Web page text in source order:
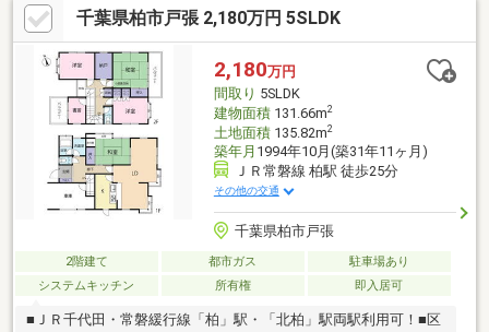
千葉県柏市戸張 2,180万円 5SLDK
2,180万円
間取り 5SLDK
建物面積131.66m2
土地面積135.82m2
築年月 1994年10月(築31年11ヶ月)
ＪＲ常磐線 柏駅 徒歩25分
その他の交通
千葉県柏市戸張
2階建て 都市ガス
駐車場あり
システムキッチン
所有権 即入居可
■ＪＲ千代田・常磐緩行線「柏」駅・「北柏」駅両駅利用可！■区